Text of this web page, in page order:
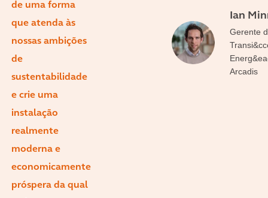
de uma forma
que atenda às
nossas ambições
de
sustentabilidade
e crie uma
instalação
realmente
moderna e
economicamente
próspera da qual
Ian
Gerente
Arcadis